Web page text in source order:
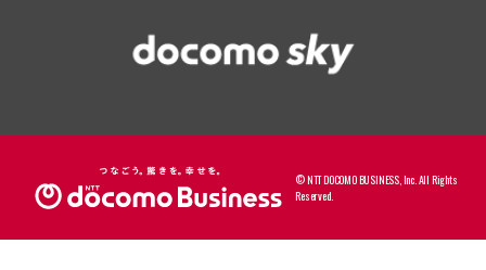
© NTT DOCOMO BUSINESS, Inc. All Rights
Reserved.